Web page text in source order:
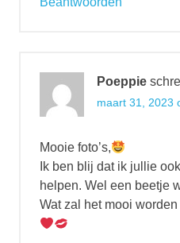
Poeppie
maart 31, 2023
Mooie foto’s,
Ik ben blij dat ik jullie
helpen. Wel een beetje
Wat zal het mooi